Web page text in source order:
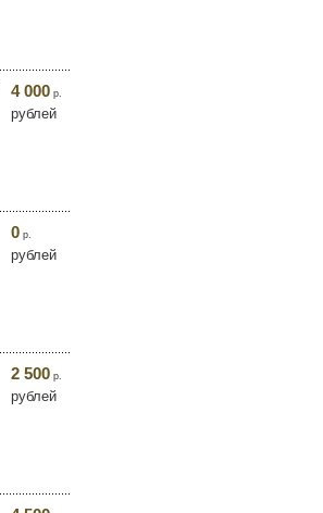
4 000 р.
рублей
0 р.
рублей
2 500 р.
рублей